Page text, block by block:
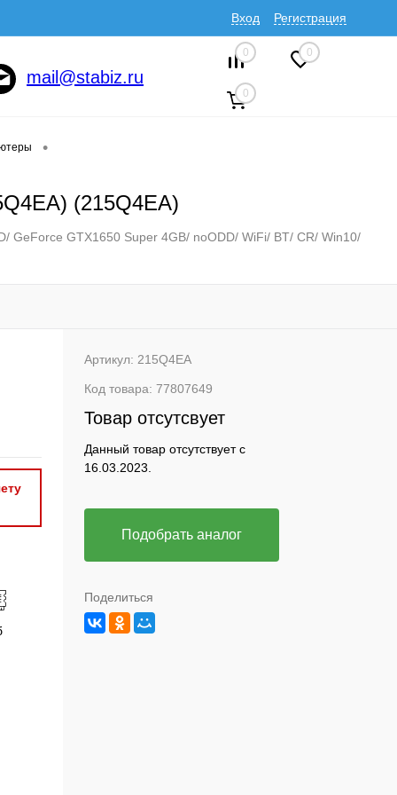
Вход Регистрация
mail@stabiz.ru
0 0
0
•
(215Q4EA)
GeForce GTX1650 Super 4GB/ noODD/ WiFi/ BT/ CR/ Win10/
Артикул: 215Q4EA
Код товара: 77807649
Товар отсутсвует
Данный товар отсутствует с
16.03.2023.
Подобрать аналог
Поделиться